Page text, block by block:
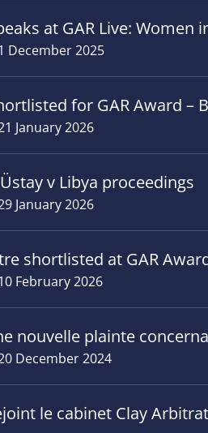
at GAR Live: Women
December 2025
for GAR Award –
January 2026
v Libya proceedings
January 2026
shortlisted at GAR
February 2026
nouvelle plainte
December 2024
le cabinet Clay